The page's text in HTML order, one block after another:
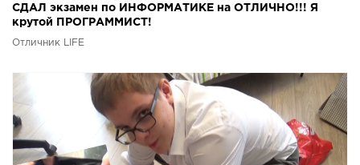
СДАЛ экзамен по ИНФОРМАТИКЕ на ОТЛИЧНО!!! Я
крутой ПРОГРАММИСТ!
Отличник LIFE